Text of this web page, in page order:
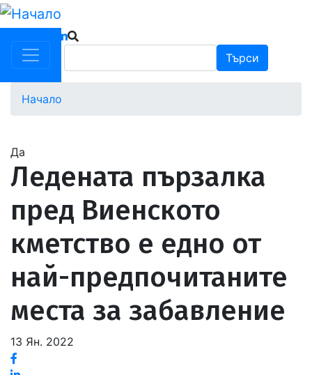
Премини
към
основното
съдържание
Търси
Начало
снимка
Да
Ледената пързалка
пред Виенското
кметство е едно от
най-предпочитаните
места за забавление
13 Ян. 2022